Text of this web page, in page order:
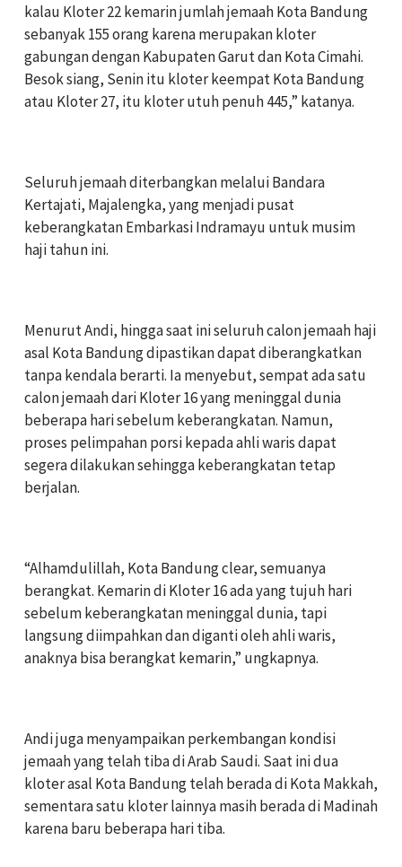
kalau Kloter 22 kemarin jumlah jemaah Kota Bandung
sebanyak 155 orang karena merupakan kloter
gabungan dengan Kabupaten Garut dan Kota Cimahi.
Besok siang, Senin itu kloter keempat Kota Bandung
atau Kloter 27, itu kloter utuh penuh 445,” katanya.
‎Seluruh jemaah diterbangkan melalui Bandara
Kertajati, Majalengka, yang menjadi pusat
keberangkatan Embarkasi Indramayu untuk musim
haji tahun ini.
‎Menurut Andi, hingga saat ini seluruh calon jemaah haji
asal Kota Bandung dipastikan dapat diberangkatkan
tanpa kendala berarti. Ia menyebut, sempat ada satu
calon jemaah dari Kloter 16 yang meninggal dunia
beberapa hari sebelum keberangkatan. Namun,
proses pelimpahan porsi kepada ahli waris dapat
segera dilakukan sehingga keberangkatan tetap
berjalan.
‎“Alhamdulillah, Kota Bandung clear, semuanya
berangkat. Kemarin di Kloter 16 ada yang tujuh hari
sebelum keberangkatan meninggal dunia, tapi
langsung diimpahkan dan diganti oleh ahli waris,
anaknya bisa berangkat kemarin,” ungkapnya.
‎Andi juga menyampaikan perkembangan kondisi
jemaah yang telah tiba di Arab Saudi. Saat ini dua
kloter asal Kota Bandung telah berada di Kota Makkah,
sementara satu kloter lainnya masih berada di Madinah
karena baru beberapa hari tiba.